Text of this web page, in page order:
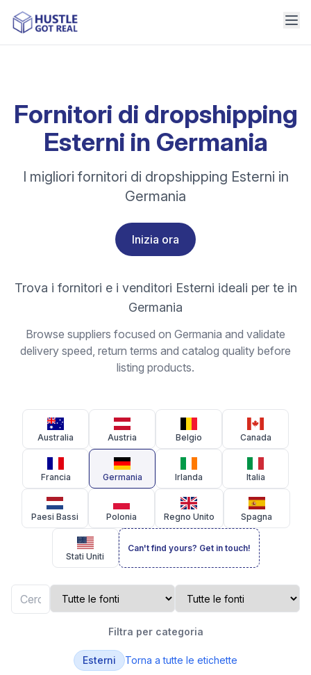
Fornitori di dropshipping
Esterni in Germania
I migliori fornitori di dropshipping Esterni in
Germania
Inizia ora
Trova i fornitori e i venditori Esterni ideali per te in
Germania
Browse suppliers focused on Germania and validate
delivery speed, return terms and catalog quality before
listing products.
Australia Austria Belgio Canada
Francia Germania Irlanda Italia
Paesi Bassi Polonia Regno Unito Spagna
Stati Uniti
Can't find yours? Get in touch!
Filtra per categoria
Esterni Torna a tutte le etichette